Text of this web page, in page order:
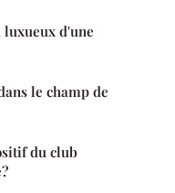
luxueux d'une
le champ de
du club